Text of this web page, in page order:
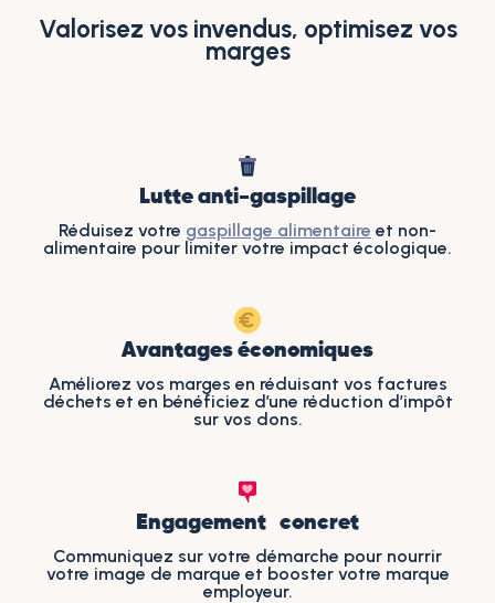
Valorisez vos invendus, optimisez vos
marges
Lutte anti-gaspillage
Réduisez votre gaspillage alimentaire et non-
alimentaire pour limiter votre impact écologique.
Avantages économiques
Améliorez vos marges en réduisant vos factures
déchets et en bénéficiez d’une réduction d’impôt
sur vos dons.
Engagement concret
Communiquez sur votre démarche pour nourrir
votre image de marque et booster votre marque
employeur.